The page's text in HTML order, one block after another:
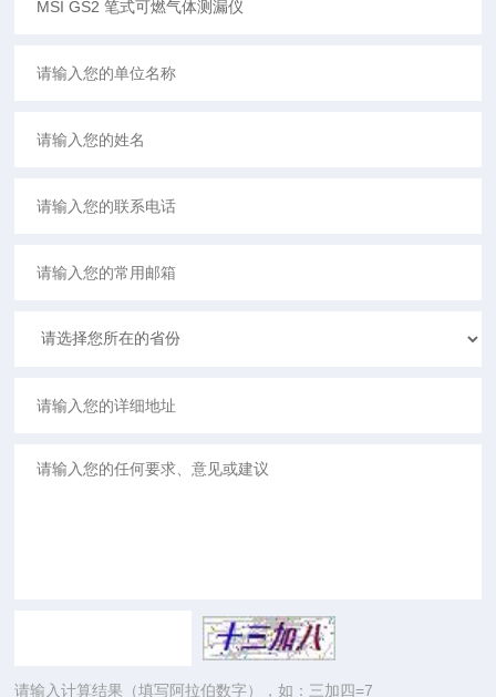
请输入计算结果（填写阿拉伯数字），如：三加四=7